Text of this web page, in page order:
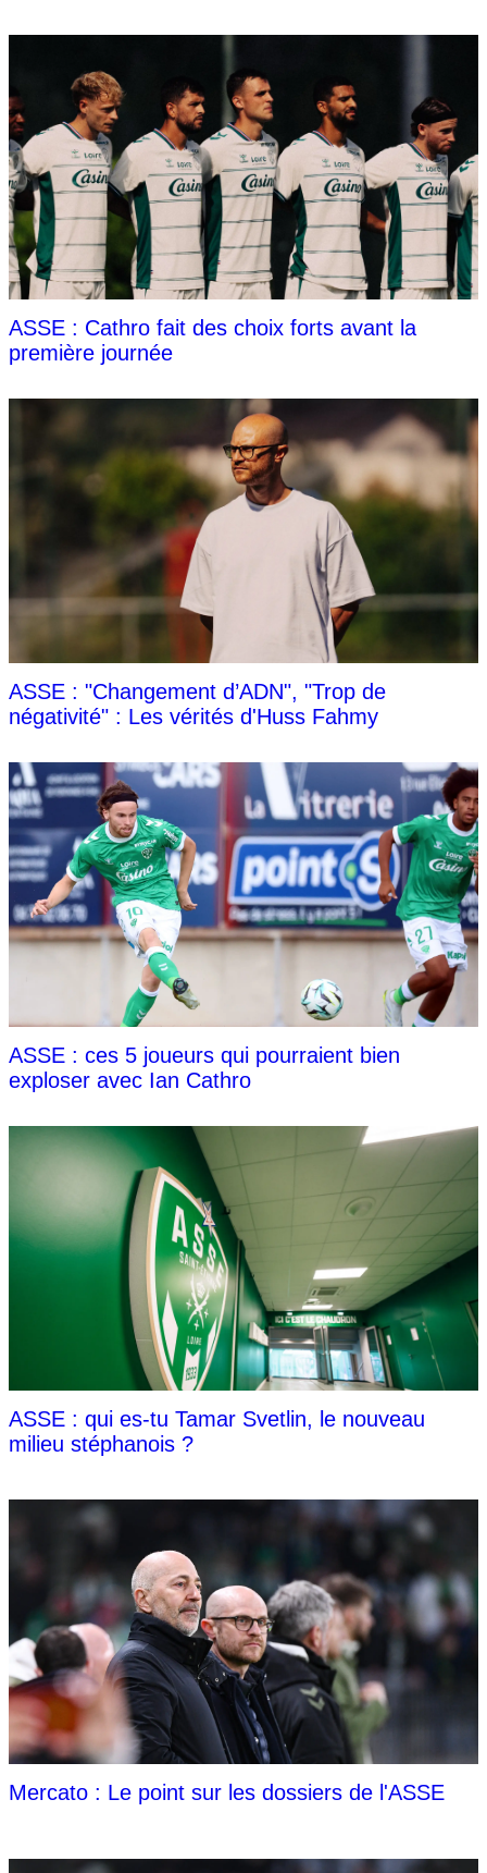
ASSE : Cathro fait des choix forts avant la
première journée
ASSE : "Changement d’ADN", "Trop de
négativité" : Les vérités d'Huss Fahmy
ASSE : ces 5 joueurs qui pourraient bien
exploser avec Ian Cathro
ASSE : qui es-tu Tamar Svetlin, le nouveau
milieu stéphanois ?
Mercato : Le point sur les dossiers de l'ASSE